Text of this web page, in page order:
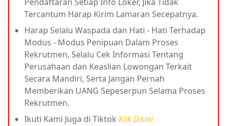
Tercantum Harap Kirim Lamaran Secepatnya.
Harap Selalu Waspada dan Hati - Hati Terhadap
Modus - Modus Penipuan Dalam Proses
Rekrutmen, Selalu Cek Informasi Tentang
Perusahaan dan Keaslian Lowongan Terkait
Secara Mandiri, Serta Jangan Pernah
Memberikan UANG Sepeserpun Selama Proses
Rekrutmen.
Ikuti Kami Juga di Tiktok Klik Disini